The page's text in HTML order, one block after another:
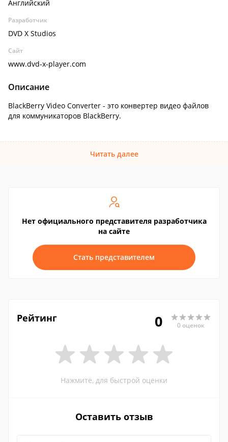
Английский
Разработчик
DVD X Studios
Сайт
www.dvd-x-player.com
Описание
BlackBerry Video Converter - это конвертер видео файлов
для коммуникаторов BlackBerry.
Читать далее
Нет официального представителя разработчика
на сайте
Стать представителем
Рейтинг 0 0 оценок
Нажмите, для быстрой оценки
Оставить отзыв